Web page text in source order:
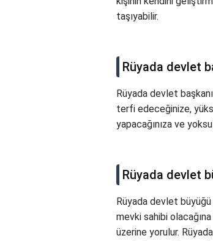
taşıyabilir.
Rüyada devlet
Rüyada devlet
terfi edeceğinize,
yapacağınıza ve
Rüyada devlet
Rüyada devlet
mevki sahibi
üzerine yorulur.